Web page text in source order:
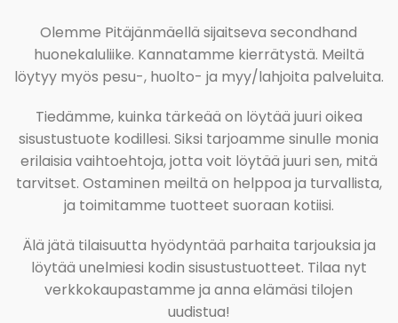
Olemme Pitäjänmäellä sijaitseva secondhand
huonekaluliike. Kannatamme kierrätystä. Meiltä
löytyy myös pesu-, huolto- ja myy/lahjoita palveluita.
Tiedämme, kuinka tärkeää on löytää juuri oikea
sisustustuote kodillesi. Siksi tarjoamme sinulle monia
erilaisia vaihtoehtoja, jotta voit löytää juuri sen, mitä
tarvitset. Ostaminen meiltä on helppoa ja turvallista,
ja toimitamme tuotteet suoraan kotiisi.
Älä jätä tilaisuutta hyödyntää parhaita tarjouksia ja
löytää unelmiesi kodin sisustustuotteet. Tilaa nyt
verkkokaupastamme ja anna elämäsi tilojen
uudistua!